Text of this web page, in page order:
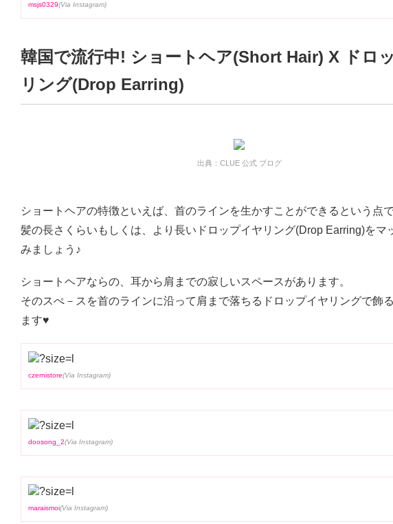
msjs0329
韓国で流行中! ショートヘア(Short Hair) X ドロ
リング(Drop Earring)
出典：CLUE 公式 ブログ
ショートヘアの特徴といえば、首のラインを生かすことができるという点
髪の長さくらいもしくは、より長いドロップイヤリング(Drop Earring)をマ
みましょう♪
ショートヘアならの、耳から肩までの寂しいスペースがあります。
そのスぺ－スを首のラインに沿って肩まで落ちるドロップイヤリングで飾
ます♥
czernistore
doosong_2
maraismoi